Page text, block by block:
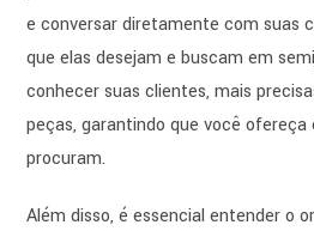
e conversar diretamente com suas
que elas desejam e buscam em
conhecer suas clientes, mais
peças, garantindo que você
procuram.
Além disso, é essencial entender o